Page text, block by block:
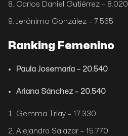
Carlos Daniel Gutiérrez – 8.020
Jerónimo González – 7.565
Ranking Femenino
Paula Josemaría – 20.540
Ariana Sánchez – 20.540
Gemma Triay – 17.330
Alejandra Salazar – 15.770